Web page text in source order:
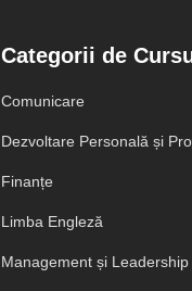
Categorii de
Comunicare
Dezvoltare Personală și
Finanțe
Limba Engleză
Management și Leadership